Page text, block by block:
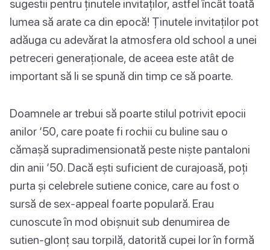
sugestii pentru ținutele invitaților, astfel încât toată
lumea să arate ca din epocă! Ținutele invitaților pot
adăuga cu adevărat la atmosfera old school a unei
petreceri generaționale, de aceea este atât de
important să li se spună din timp ce să poarte.
Doamnele ar trebui să poarte stilul potrivit epocii
anilor ‘50, care poate fi rochii cu buline sau o
cămașă supradimensionată peste niște pantaloni
din anii ‘50. Dacă ești suficient de curajoasă, poți
purta și celebrele sutiene conice, care au fost o
sursă de sex-appeal foarte populară. Erau
cunoscute în mod obișnuit sub denumirea de
sutien-glonț sau torpilă, datorită cupei lor în formă